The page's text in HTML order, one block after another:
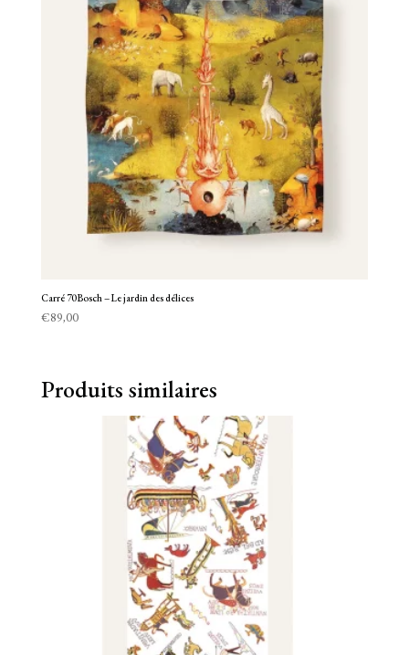
Carré 70 Bosch – Le jardin des délices
€89,00
Produits similaires